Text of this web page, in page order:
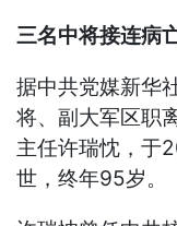
三名中将接连病
据中共党媒新华
将、副大军区职
主任许瑞忱，于
世，终年95岁。